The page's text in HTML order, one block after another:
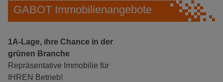
GABOT Immobilienangebote
1A-Lage, ihre Chance in der
grünen Branche
Repräsentative Immobilie für
IHREN Betrieb!